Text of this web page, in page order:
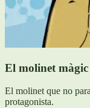
El molinet màgic
El molinet que no
protagonista.